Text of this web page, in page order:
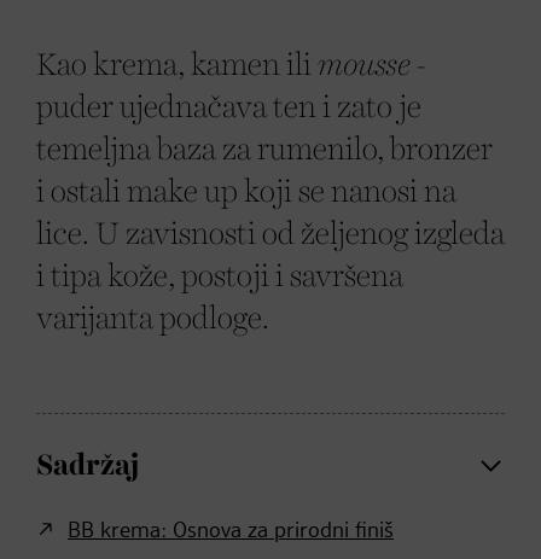
Kao krema, kamen ili mousse -
puder ujednačava ten i zato je
temeljna baza za rumenilo, bronzer
i ostali make up koji se nanosi na
lice. U zavisnosti od željenog izgleda
i tipa kože, postoji i savršena
varijanta podloge.
Sadržaj
BB krema: Osnova za prirodni finiš